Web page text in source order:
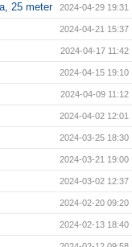
25 meter 2024-04-29 19:31
2024-04-21 15:37
2024-04-17 11:42
2024-04-15 19:10
2024-04-09 11:12
2024-04-02 12:01
2024-03-25 18:30
2024-03-21 19:00
2024-03-02 12:37
2024-02-20 09:20
2024-02-13 18:40